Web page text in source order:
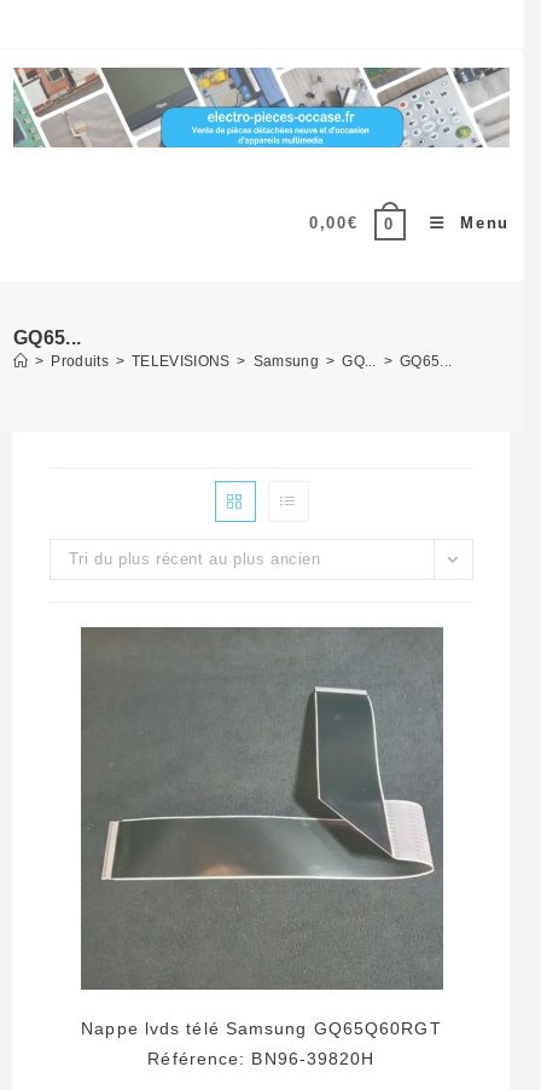
content
0,00€ 0 Menu
GQ65...
> Produits > TELEVISIONS > Samsung > GQ... > GQ65...
Tri du plus récent au plus ancien
Nappe lvds télé Samsung GQ65Q60RGT
Référence: BN96-39820H